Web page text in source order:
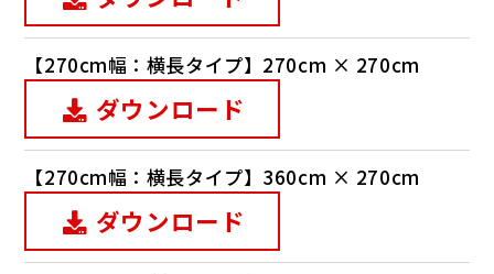
【270cm幅：横長タイプ】270cm × 270cm
ダウンロード
【270cm幅：横長タイプ】360cm × 270cm
ダウンロード